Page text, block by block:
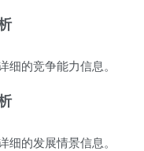
细的竞争能力信息。
细的发展情景信息。